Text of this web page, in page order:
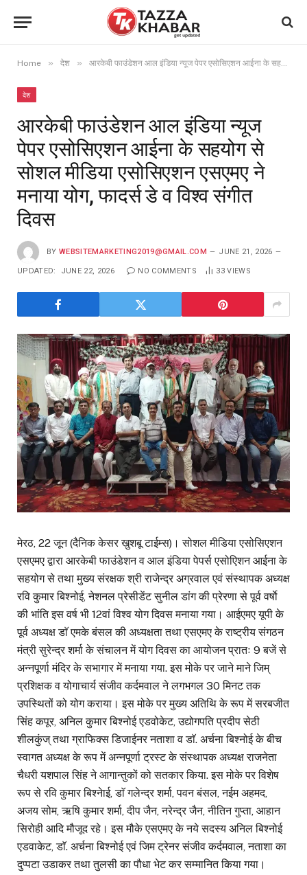
Home » देश » आरकेबी फाउंडेशन आल इंडिया न्यूज पेपर एसोसिएशन आईना के सहयोग से सोशल मीडिया एसोसिएशन एसएमए ने मनाया योग, फादर्स डे व विश्व संगीत दिवस
देश
आरकेबी फाउंडेशन आल इंडिया न्यूज
पेपर एसोसिएशन आईना के सहयोग से
सोशल मीडिया एसोसिएशन एसएमए ने
मनाया योग, फादर्स डे व विश्व संगीत
दिवस
BY WEBSITEMARKETING2019@GMAIL.COM JUNE 21, 2026
UPDATED: JUNE 22, 2026 NO COMMENTS 33VIEWS
मेरठ, 22 जून (दैनिक केसर खुशबू टाईम्स)। सोशल मीडिया एसोसिएशन
एसएमए द्वारा आरकेबी फाउंडेशन व आल इंडिया पेपर्स एसोएिशन आईना के
सहयोग से तथा मुख्य संरक्षक श्री राजेन्द्र अग्रवाल एवं संस्थापक अध्यक्ष
रवि कुमार बिश्नोई, नेशनल प्रेसीडेंट सुनील डांग की प्रेरणा से पूर्व वर्षाे
की भांति इस वर्ष भी 12वां विश्व योग दिवस मनाया गया। आईएमए यूपी के
पूर्व अध्यक्ष डाॅ एमके बंसल की अध्यक्षता तथा एसएमए के राष्ट्रीय संगठन
मंत्री सुरेन्द्र शर्मा के संचालन में योग दिवस का आयोजन प्रातः 9 बजें से
अन्नपूर्णा मंदिर के सभागार में मनाया गया. इस मोके पर जाने माने जिम्
प्रशिक्षक व योगाचार्य संजीव कर्दमवाल ने लगभगल 30 मिनट तक
उपस्थितों को योग कराया। इस मोके पर मुख्य अतिथि के रूप में सरबजीत
सिंह कपूर, अनिल कुमार बिश्नोई एडवोकेट, उद्योगपति प्रदीप सेठी
शीलकुंज् तथा ग्राफिक्स डिजाईनर नताशा व डाॅ. अर्चना बिश्नोई के बीच
स्वागत अध्यक्ष के रूप में अन्नपूर्णा ट्रस्ट के संस्थापक अध्यक्ष राजनेता
चैधरी यशपाल सिंह ने आगान्तुकों को सतकार किया. इस मोके पर विशेष
रूप से रवि कुमार बिश्नेाई, डाॅ गलेन्द्र शर्मा, पवन बंसल, नईम अहमद,
अजय सोम, ऋषि कुमार शर्मा, दीप जैन, नरेन्द्र जैन, नीतिन गुप्ता, आहान
सिरोही आदि मौजूद रहे। इस मौके एसएमए के नये सदस्य अनिल बिश्नोई
एडवाकेट, डाॅ. अर्चना बिश्नोई एवं जिम ट्रेनर संजीव कर्दमवाल, नताशा का
दुप्पटा उडाकर तथा तुलसी का पौधा भेट कर सम्मानित किया गया।